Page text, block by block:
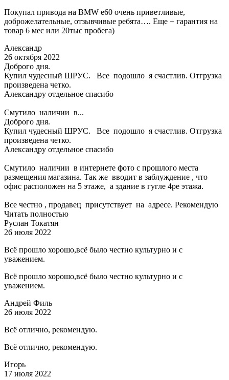
Покупал привода на BMW e60 очень приветливые,
доброжелательные, отзывчивые ребята…. Еще + гарантия на
товар 6 мес или 20тыс пробега)
Александр
26 октября 2022
Доброго дня.
Купил чудесный ШРУС. Все подошло я счастлив. Отгрузка
произведена четко.
Александру отдельное спасибо
Смутило наличии в...
Доброго дня.
Купил чудесный ШРУС. Все подошло я счастлив. Отгрузка
произведена четко.
Александру отдельное спасибо
Смутило наличии в интернете фото с прошлого места
размещения магазина. Так же вводит в заблуждение , что
офис расположен на 5 этаже, а здание в гугле 4ре этажа.
Все честно , продавец присутствует на адресе. Рекомендую
Читать полностью
Руслан Токатян
26 июля 2022
Всё прошло хорошо,всё было честно культурно и с
уважением.
Всё прошло хорошо,всё было честно культурно и с
уважением.
Андрей Филь
26 июля 2022
Всё отлично, рекомендую.
Всё отлично, рекомендую.
Игорь
17 июля 2022